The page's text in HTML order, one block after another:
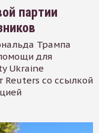
партии
Трампа
для
Ukraine
Reuters со ссылкой